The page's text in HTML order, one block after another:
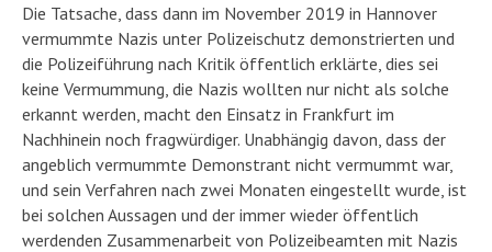
Die Tatsache, dass dann im November 2019 in Hannover
vermummte Nazis unter Polizeischutz demonstrierten und
die Polizeiführung nach Kritik öffentlich erklärte, dies sei
keine Vermummung, die Nazis wollten nur nicht als solche
erkannt werden, macht den Einsatz in Frankfurt im
Nachhinein noch fragwürdiger. Unabhängig davon, dass der
angeblich vermummte Demonstrant nicht vermummt war,
und sein Verfahren nach zwei Monaten eingestellt wurde, ist
bei solchen Aussagen und der immer wieder öffentlich
werdenden Zusammenarbeit von Polizeibeamten mit Nazis